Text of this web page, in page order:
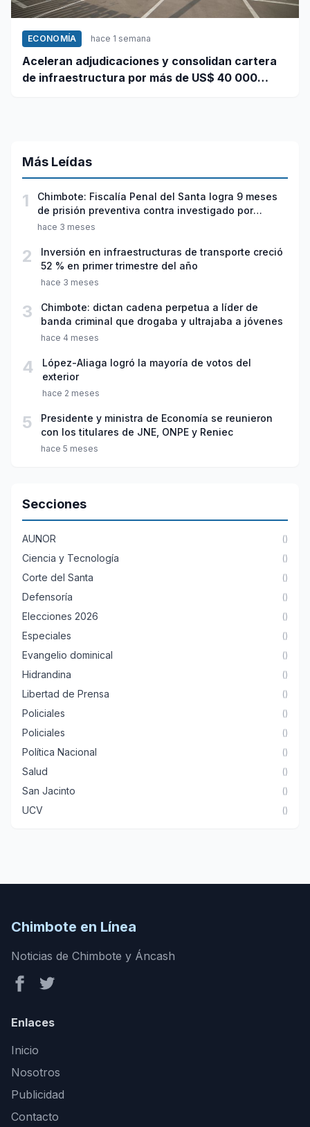
ECONOMÍA hace 1 semana
Aceleran adjudicaciones y consolidan cartera
de infraestructura por más de US$ 40 000
Más Leídas
1
Chimbote: Fiscalía Penal del Santa logra 9 meses
de prisión preventiva contra investigado por
violación sexual y tentativa de feminicidio
hace 3 meses
2
Inversión en infraestructuras de transporte creció
52 % en primer trimestre del año
hace 3 meses
3
Chimbote: dictan cadena perpetua a líder de
banda criminal que drogaba y ultrajaba a jóvenes
hace 4 meses
4
López-Aliaga logró la mayoría de votos del
exterior
hace 2 meses
5
Presidente y ministra de Economía se reunieron
con los titulares de JNE, ONPE y Reniec
hace 5 meses
Secciones
AUNOR ()
Ciencia y Tecnología ()
Corte del Santa ()
Defensoría ()
Elecciones 2026 ()
Especiales ()
Evangelio dominical ()
Hidrandina ()
Libertad de Prensa ()
Policiales ()
Policiales ()
Política Nacional ()
Salud ()
San Jacinto ()
UCV ()
Chimbote en Línea
Noticias de Chimbote y Áncash
Enlaces
Inicio
Nosotros
Publicidad
Contacto